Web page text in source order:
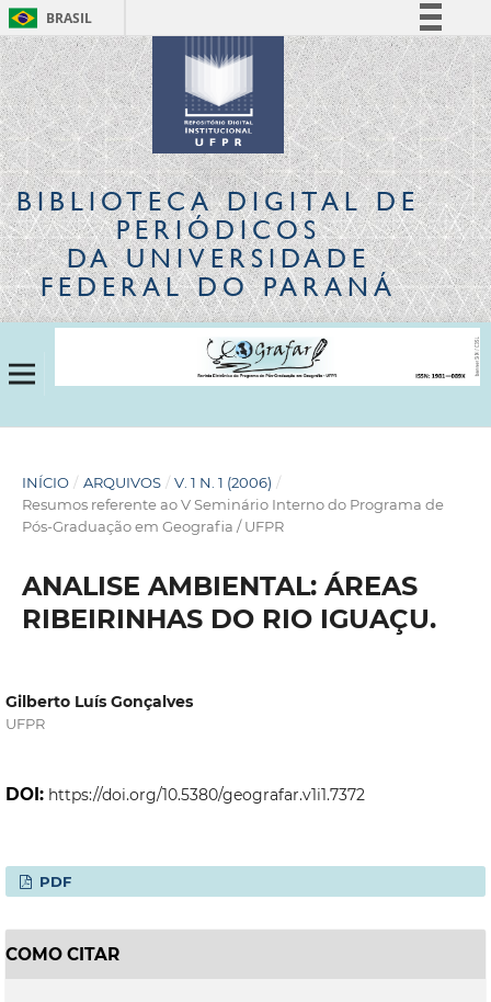
BRASIL
Simplifique!
Comunica BR
Participe
Acesso à informação
Legislação
Canais
BIBLIOTECA DIGITALDE
PERIÓDICOS
DA UNIVERSIDADE
FEDERAL DO PARANÁ
INÍCIO / ARQUIVOS / V. 1 N. 1 (2006) /
Resumos referente ao V Seminário Interno do Programa de
Pós-Graduação em Geografia / UFPR
ANALISE AMBIENTAL: ÁREAS
RIBEIRINHAS DO RIO IGUAÇU.
Gilberto Luís Gonçalves
UFPR
DOI: https://doi.org/10.5380/geografar.v1i1.7372
PDF
COMO CITAR